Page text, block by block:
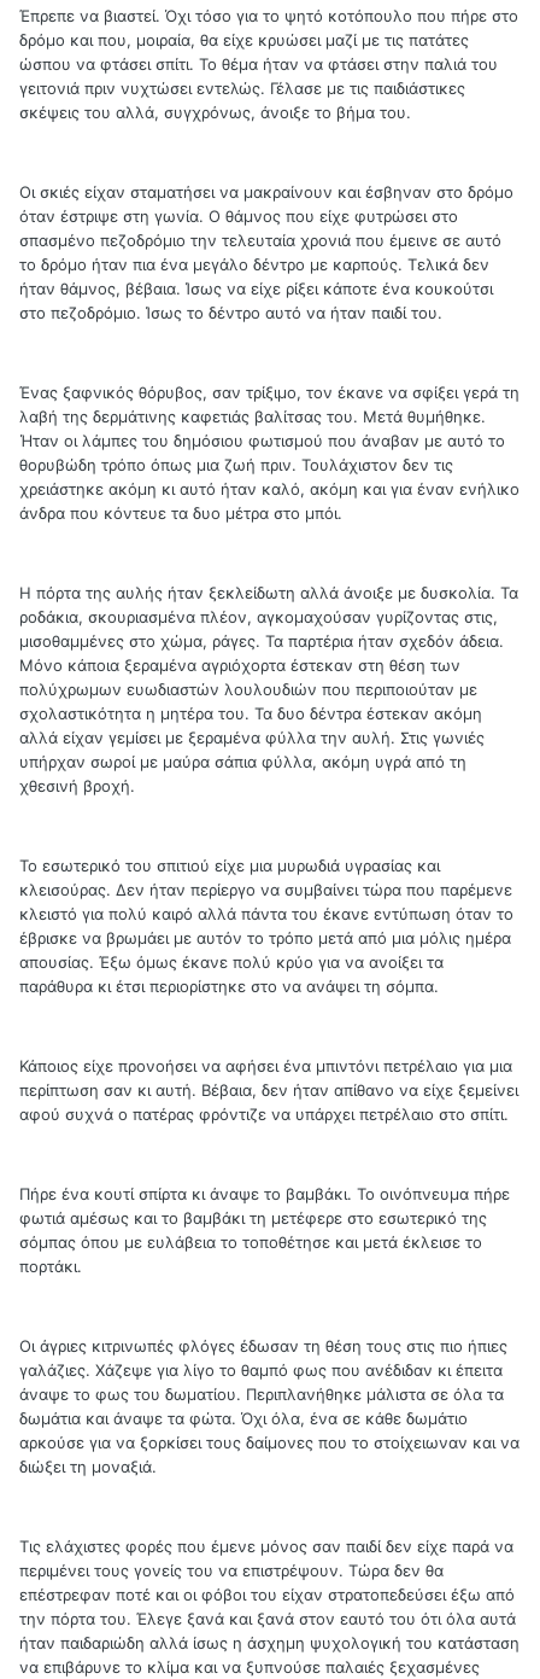
Έπρεπε να βιαστεί. Όχι τόσο για το ψητό κοτόπουλο που πήρε στο
δρόμο και που, μοιραία, θα είχε κρυώσει μαζί με τις πατάτες
ώσπου να φτάσει σπίτι. Το θέμα ήταν να φτάσει στην παλιά του
γειτονιά πριν νυχτώσει εντελώς. Γέλασε με τις παιδιάστικες
σκέψεις του αλλά, συγχρόνως, άνοιξε το βήμα του.
Οι σκιές είχαν σταματήσει να μακραίνουν και έσβηναν στο δρόμο
όταν έστριψε στη γωνία. Ο θάμνος που είχε φυτρώσει στο
σπασμένο πεζοδρόμιο την τελευταία χρονιά που έμεινε σε αυτό
το δρόμο ήταν πια ένα μεγάλο δέντρο με καρπούς. Τελικά δεν
ήταν θάμνος, βέβαια. Ίσως να είχε ρίξει κάποτε ένα κουκούτσι
στο πεζοδρόμιο. Ίσως το δέντρο αυτό να ήταν παιδί του.
Ένας ξαφνικός θόρυβος, σαν τρίξιμο, τον έκανε να σφίξει γερά τη
λαβή της δερμάτινης καφετιάς βαλίτσας του. Μετά θυμήθηκε.
Ήταν οι λάμπες του δημόσιου φωτισμού που άναβαν με αυτό το
θορυβώδη τρόπο όπως μια ζωή πριν. Τουλάχιστον δεν τις
χρειάστηκε ακόμη κι αυτό ήταν καλό, ακόμη και για έναν ενήλικο
άνδρα που κόντευε τα δυο μέτρα στο μπόι.
Η πόρτα της αυλής ήταν ξεκλείδωτη αλλά άνοιξε με δυσκολία. Τα
ροδάκια, σκουριασμένα πλέον, αγκομαχούσαν γυρίζοντας στις,
μισοθαμμένες στο χώμα, ράγες. Τα παρτέρια ήταν σχεδόν άδεια.
Μόνο κάποια ξεραμένα αγριόχορτα έστεκαν στη θέση των
πολύχρωμων ευωδιαστών λουλουδιών που περιποιούταν με
σχολαστικότητα η μητέρα του. Τα δυο δέντρα έστεκαν ακόμη
αλλά είχαν γεμίσει με ξεραμένα φύλλα την αυλή. Στις γωνιές
υπήρχαν σωροί με μαύρα σάπια φύλλα, ακόμη υγρά από τη
χθεσινή βροχή.
Το εσωτερικό του σπιτιού είχε μια μυρωδιά υγρασίας και
κλεισούρας. Δεν ήταν περίεργο να συμβαίνει τώρα που παρέμενε
κλειστό για πολύ καιρό αλλά πάντα του έκανε εντύπωση όταν το
έβρισκε να βρωμάει με αυτόν το τρόπο μετά από μια μόλις ημέρα
απουσίας. Έξω όμως έκανε πολύ κρύο για να ανοίξει τα
παράθυρα κι έτσι περιορίστηκε στο να ανάψει τη σόμπα.
Κάποιος είχε προνοήσει να αφήσει ένα μπιντόνι πετρέλαιο για μια
περίπτωση σαν κι αυτή. Βέβαια, δεν ήταν απίθανο να είχε ξεμείνει
αφού συχνά ο πατέρας φρόντιζε να υπάρχει πετρέλαιο στο σπίτι.
Πήρε ένα κουτί σπίρτα κι άναψε το βαμβάκι. Το οινόπνευμα πήρε
φωτιά αμέσως και το βαμβάκι τη μετέφερε στο εσωτερικό της
σόμπας όπου με ευλάβεια το τοποθέτησε και μετά έκλεισε το
πορτάκι.
Οι άγριες κιτρινωπές φλόγες έδωσαν τη θέση τους στις πιο ήπιες
γαλάζιες. Χάζεψε για λίγο το θαμπό φως που ανέδιδαν κι έπειτα
άναψε το φως του δωματίου. Περιπλανήθηκε μάλιστα σε όλα τα
δωμάτια και άναψε τα φώτα. Όχι όλα, ένα σε κάθε δωμάτιο
αρκούσε για να ξορκίσει τους δαίμονες που το στοίχειωναν και να
διώξει τη μοναξιά.
Τις ελάχιστες φορές που έμενε μόνος σαν παιδί δεν είχε παρά να
περιμένει τους γονείς του να επιστρέψουν. Τώρα δεν θα
επέστρεφαν ποτέ και οι φόβοι του είχαν στρατοπεδεύσει έξω από
την πόρτα του. Έλεγε ξανά και ξανά στον εαυτό του ότι όλα αυτά
ήταν παιδαριώδη αλλά ίσως η άσχημη ψυχολογική του κατάσταση
να επιβάρυνε το κλίμα και να ξυπνούσε παλαιές ξεχασμένες